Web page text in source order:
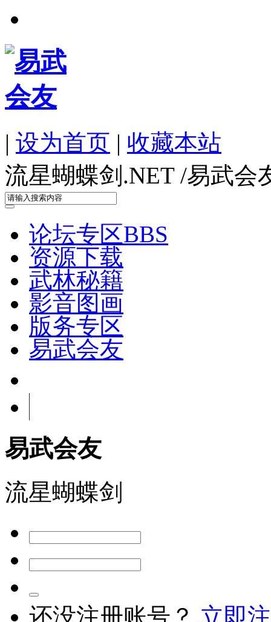
| 设为首页 | 收藏本站
流星蝴蝶剑.NET /易武会
论坛专区BBS
资源下载
武林秘籍
影音图画
版务专区
易武会友
易武会友
流星蝴蝶剑
还没注册账号？ 立即